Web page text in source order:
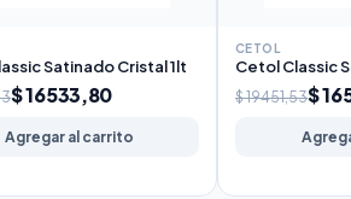
Satinado Cristal 1lt
$ 16533,80
Agregar al carrito
CETOL
Cetol Classic
$ 19451,53$